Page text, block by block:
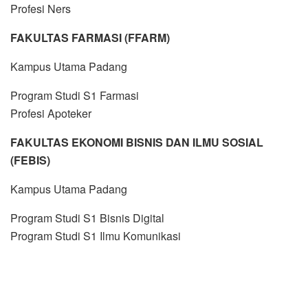
Profesi Ners
FAKULTAS FARMASI (FFARM)
Kampus Utama Padang
Program Studi S1 Farmasi
Profesi Apoteker
FAKULTAS EKONOMI BISNIS DAN ILMU SOSIAL
(FEBIS)
Kampus Utama Padang
Program Studi S1 Bisnis Digital
Program Studi S1 Ilmu Komunikasi